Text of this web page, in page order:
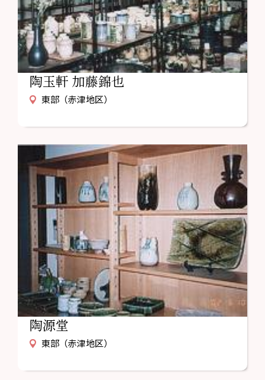
陶玉軒 加藤錦也
東部（赤津地区）
陶源堂
東部（赤津地区）